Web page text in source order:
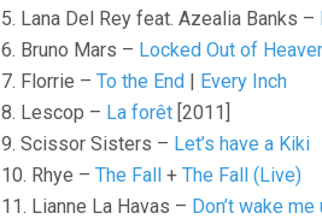
5. Lana Del Rey feat. Azealia Banks –
6. Bruno Mars – Locked Out of
7. Florrie – To the End | Every Inch
8. Lescop – La forêt [2011]
9. Scissor Sisters – Let’s have a Kiki
10. Rhye – The Fall + The Fall (Live)
11. Lianne La Havas – Don’t wake me